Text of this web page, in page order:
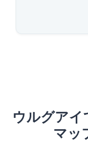
ウルグアイ
マッ